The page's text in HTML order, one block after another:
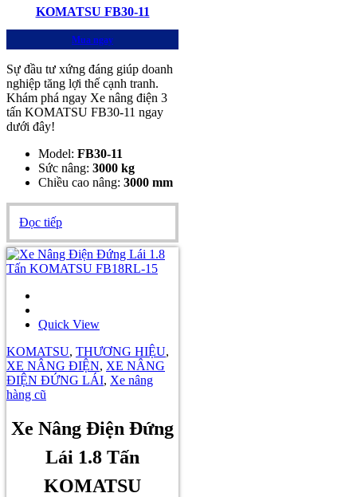
KOMATSU FB30-11
Mua ngay
Sự đầu tư xứng đáng giúp doanh
nghiệp tăng lợi thế cạnh tranh.
Khám phá ngay Xe nâng điện 3
tấn KOMATSU FB30-11 ngay
dưới đây!
Model: FB30-11
Sức nâng: 3000 kg
Chiều cao nâng: 3000 mm
Đọc tiếp
Quick View
KOMATSU, THƯƠNG HIỆU,
XE NÂNG ĐIỆN, XE NÂNG
ĐIỆN ĐỨNG LÁI, Xe nâng
hàng cũ
Xe Nâng Điện Đứng
Lái 1.8 Tấn
KOMATSU